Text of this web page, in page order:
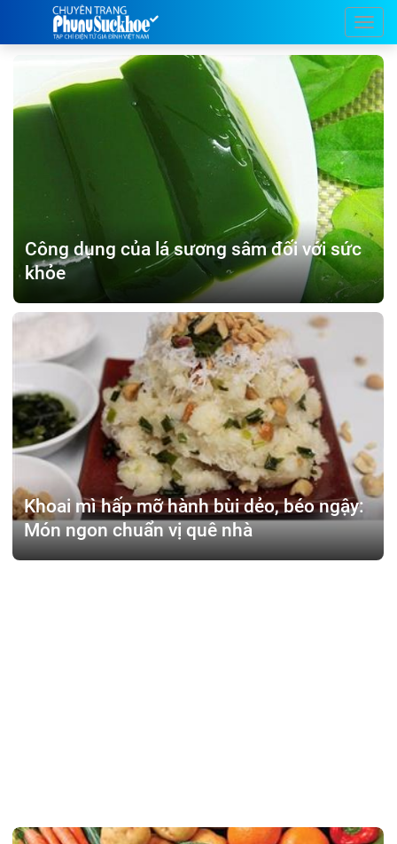
Công dụng của lá sương sâm đối với sức
khỏe
Khoai mì hấp mỡ hành bùi dẻo, béo ngậy:
Món ngon chuẩn vị quê nhà